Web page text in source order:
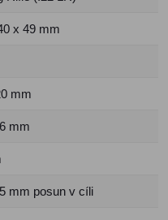
x 49 mm
mm
mm
mm posun v cíli